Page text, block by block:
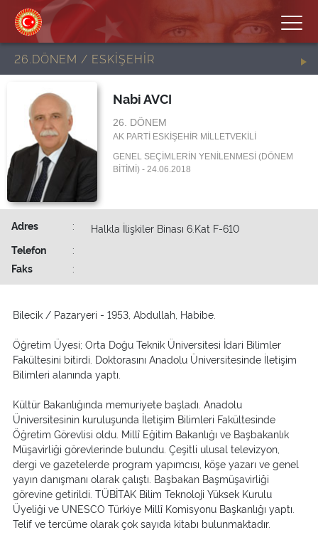
26.DÖNEM / ESKİŞEHİR
Nabi AVCI
26. DÖNEM
AK PARTİ ESKİŞEHİR MİLLETVEKİLİ
GENEL SEÇİMLERİN YENİLENMESİ (DÖNEM
BİTİMİ) - 24.06.2018
Adres :
Halkla İlişkiler Binası 6.Kat F-610
Telefon
:
Faks
:
Bilecik / Pazaryeri - 1953, Abdullah, Habibe.
Öğretim Üyesi; Orta Doğu Teknik Üniversitesi İdari Bilimler
Fakültesini bitirdi. Doktorasını Anadolu Üniversitesinde İletişim
Bilimleri alanında yaptı.
Kültür Bakanlığında memuriyete başladı. Anadolu
Üniversitesinin kuruluşunda İletişim Bilimleri Fakültesinde
Öğretim Görevlisi oldu. Millî Eğitim Bakanlığı ve Başbakanlık
Müşavirliği görevlerinde bulundu. Çeşitli ulusal televizyon,
dergi ve gazetelerde program yapımcısı, köşe yazarı ve genel
yayın danışmanı olarak çalıştı. Başbakan Başmüşavirliği
görevine getirildi. TÜBİTAK Bilim Teknoloji Yüksek Kurulu
Üyeliği ve UNESCO Türkiye Millî Komisyonu Başkanlığı yaptı.
Telif ve tercüme olarak çok sayıda kitabı bulunmaktadır.